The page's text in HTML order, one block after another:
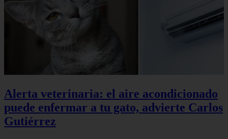
Alerta veterinaria: el aire acondicionado
puede enfermar a tu gato, advierte Carlos
Gutiérrez